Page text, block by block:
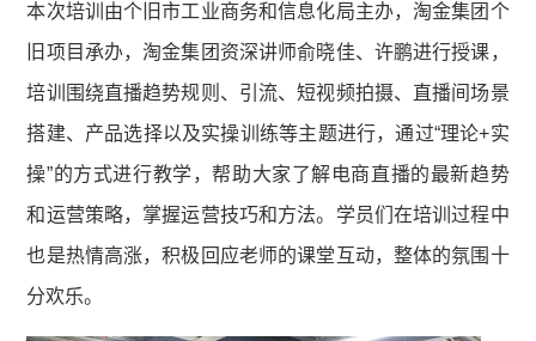
本次培训由个旧市工业商务和信息化局主办，淘金集团个
旧项目承办，淘金集团资深讲师俞晓佳、许鹏进行授课，
培训围绕直播趋势规则、引流、短视频拍摄、直播间场景
搭建、产品选择以及实操训练等主题进行，通过“理论+实
操”的方式进行教学，帮助大家了解电商直播的最新趋势
和运营策略，掌握运营技巧和方法。学员们在培训过程中
也是热情高涨，积极回应老师的课堂互动，整体的氛围十
分欢乐。